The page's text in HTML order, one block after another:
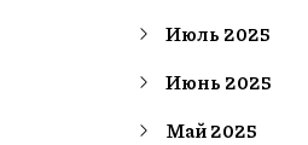
Июль 2025
Июнь 2025
Май 2025